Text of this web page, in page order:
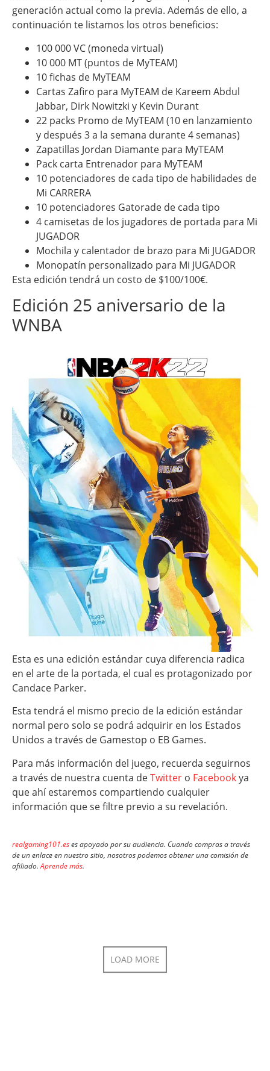
generación actual como la previa. Además de ello, a
continuación te listamos los otros beneficios:
100 000 VC (moneda virtual)
10 000 MT (puntos de MyTEAM)
10 fichas de MyTEAM
Cartas Zafiro para MyTEAM de Kareem Abdul
Jabbar, Dirk Nowitzki y Kevin Durant
22 packs Promo de MyTEAM (10 en lanzamiento
y después 3 a la semana durante 4 semanas)
Zapatillas Jordan Diamante para MyTEAM
Pack carta Entrenador para MyTEAM
10 potenciadores de cada tipo de habilidades de
Mi CARRERA
10 potenciadores Gatorade de cada tipo
4 camisetas de los jugadores de portada para Mi
JUGADOR
Mochila y calentador de brazo para Mi JUGADOR
Monopatín personalizado para Mi JUGADOR
Esta edición tendrá un costo de $100/100€.
Edición 25 aniversario de la
WNBA
Esta es una edición estándar cuya diferencia radica
en el arte de la portada, el cual es protagonizado por
Candace Parker.
Esta tendrá el mismo precio de la edición estándar
normal pero solo se podrá adquirir en los Estados
Unidos a través de Gamestop o EB Games.
Para más información del juego, recuerda seguirnos
a través de nuestra cuenta deTwitter o Facebookya
que ahí estaremos compartiendo cualquier
información que se filtre previo a su revelación.
realgaming101.eses apoyado por su audiencia. Cuando compras a través
de un enlace en nuestro sitio, nosotros podemos obtener una comisión de
afiliado.Aprende más.
LOAD MORE